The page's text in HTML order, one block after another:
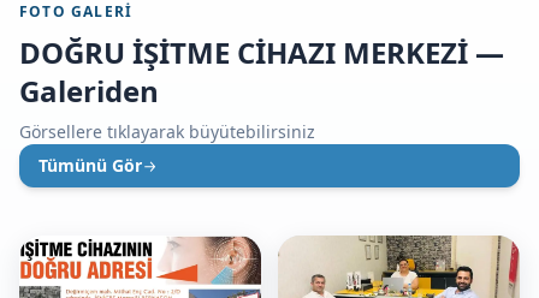
FOTO GALERI
DOĞRU İŞİTME CİHAZI MERKEZİ —
Galeriden
Görsellere tıklayarak büyütebilirsiniz
Tümünü Gör